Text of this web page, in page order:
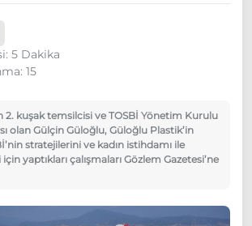
5 Dakika
15
2. kuşak temsilcisi ve TOSBİ Yönetim Kurulu
olan Gülçin Güloğlu, Güloğlu Plastik’in
stratejilerini ve kadın istihdamı ile
yaptıkları çalışmaları Gözlem Gazetesi’ne